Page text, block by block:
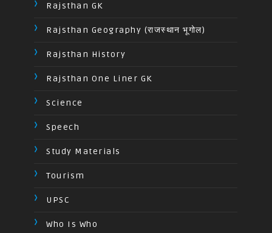
Rajsthan GK
Rajsthan Geography (राजस्थान भूगोल)
Rajsthan History
Rajsthan One Liner GK
Science
Speech
Study Materials
Tourism
UPSC
Who Is Who